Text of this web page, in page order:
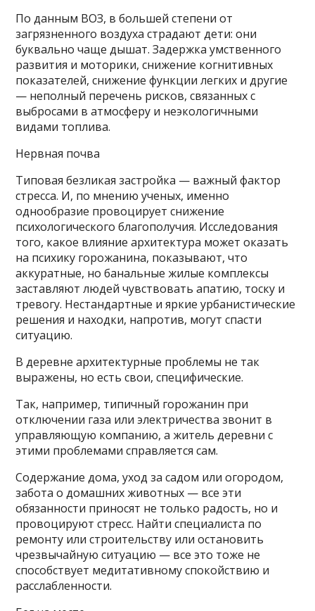
По данным ВОЗ, в большей степени от
загрязненного воздуха страдают дети: они
буквально чаще дышат. Задержка умственного
развития и моторики, снижение когнитивных
показателей, снижение функции легких и другие
— неполный перечень рисков, связанных с
выбросами в атмосферу и неэкологичными
видами топлива.
Нервная почва
Типовая безликая застройка — важный фактор
стресса. И, по мнению ученых, именно
однообразие провоцирует снижение
психологического благополучия. Исследования
того, какое влияние архитектура может оказать
на психику горожанина, показывают, что
аккуратные, но банальные жилые комплексы
заставляют людей чувствовать апатию, тоску и
тревогу. Нестандартные и яркие урбанистические
решения и находки, напротив, могут спасти
ситуацию.
В деревне архитектурные проблемы не так
выражены, но есть свои, специфические.
Так, например, типичный горожанин при
отключении газа или электричества звонит в
управляющую компанию, а житель деревни с
этими проблемами справляется сам.
Содержание дома, уход за садом или огородом,
забота о домашних животных — все эти
обязанности приносят не только радость, но и
провоцируют стресс. Найти специалиста по
ремонту или строительству или остановить
чрезвычайную ситуацию — все это тоже не
способствует медитативному спокойствию и
расслабленности.